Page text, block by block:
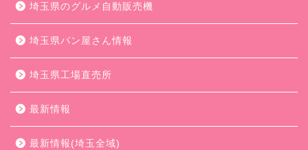
埼玉県のグルメ自動販売機
埼玉県パン屋さん情報
埼玉県工場直売所
最新情報
最新情報(埼玉全域)